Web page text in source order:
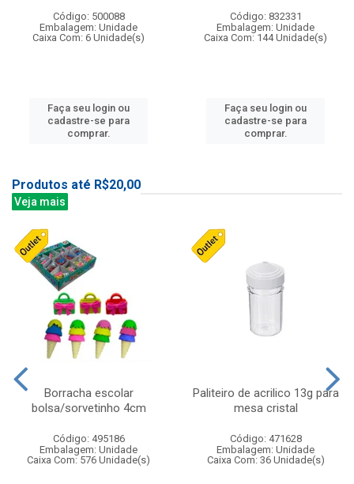
Código: 500088
Embalagem: Unidade
Caixa Com: 6 Unidade(s)
Faça seu login ou
cadastre-se para
comprar.
Código: 832331
Embalagem: Unidade
Caixa Com: 144 Unidade(s)
Faça seu login ou
cadastre-se para
comprar.
Produtos até R$20,00
Veja mais
Borracha escolar
bolsa/sorvetinho 4cm
Código: 495186
Embalagem: Unidade
Caixa Com: 576 Unidade(s)
Paliteiro de acrilico 13g para
mesa cristal
Código: 471628
Embalagem: Unidade
Caixa Com: 36 Unidade(s)